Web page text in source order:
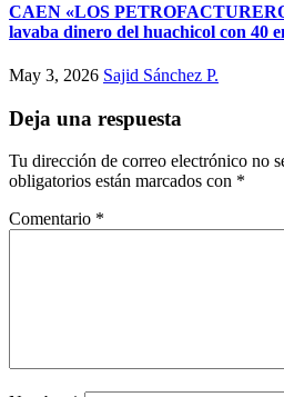
CAEN «LOS
lavaba dinero del huachicol con 40
May 3, 2026 Sajid Sánchez P.
Deja una respuesta
Tu dirección de correo electrónico no
obligatorios están marcados con *
Comentario *